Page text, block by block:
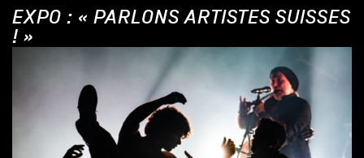
EXPO : « PARLONS ARTISTES SUISSES
! »